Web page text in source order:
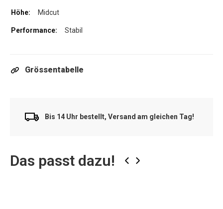
Midcut
Stabil
Grössentabelle
Bis 14 Uhr bestellt, Versand am gleichen Tag!
Das passt dazu! ‹ ›